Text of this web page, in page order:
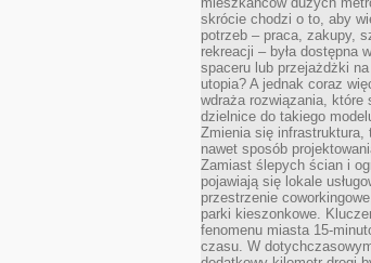
skrócie chodzi o to, aby
potrzeb – praca, zakupy,
rekreacji – była dostępna
spaceru lub przejażdżki
utopia? A jednak coraz
wdraża rozwiązania, które
dzielnice do takiego
Zmienia się infrastruktura,
nawet sposób
Zamiast ślepych ścian i
pojawiają się lokale
przestrzenie
parki kieszonkowe.
fenomenu miasta 15-
czasu. W